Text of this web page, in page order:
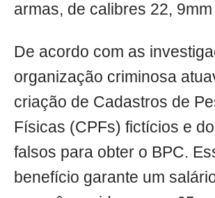
armas, de calibres 22,
De acordo com as
organização criminosa
criação de Cadastros de
Físicas (CPFs) fictícios e
falsos para obter o BPC.
benefício garante um